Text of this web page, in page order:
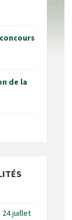
de la
24 juillet